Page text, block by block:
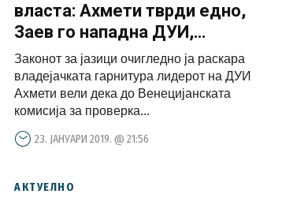
власта: Ахмети тврди едно,
Заев го нападна ДУИ,
Бошњаковски демантира криза,
Османи уверува дека Законот е
подготвен од нив
Законот за јазици очигледно ја раскара
владејачката гарнитура лидерот на ДУИ
Ахмети вели дека до Венецијанската
комисија за проверка...
23. ЈАНУАРИ 2019. @ 21:56
АКТУЕЛНО